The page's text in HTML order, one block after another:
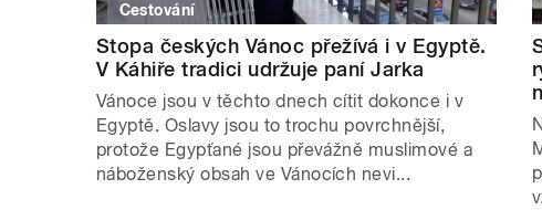
Cestování
Stopa českých Vánoc přežívá i v Egyptě.
V Káhiře tradici udržuje paní Jarka
Vánoce jsou v těchto dnech cítit dokonce i v
Egyptě. Oslavy jsou to trochu povrchnější,
protože Egypťané jsou převážně muslimové a
náboženský obsah ve Vánocích nevi...